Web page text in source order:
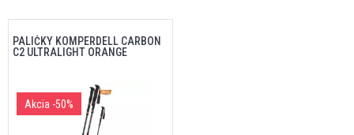
PALIČKY KOMPERDELL CARBON
C2 ULTRALIGHT ORANGE
Akcia -50%